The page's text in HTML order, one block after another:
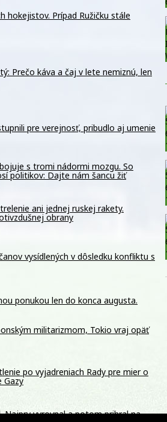
hokejistov. Prípad Ružičku stále
Prečo káva a čaj v lete nemiznú, len
pre verejnosť, pribudlo aj umenie
s tromi nádormi mozgu. So
politikov: Dajte nám šancu žiť
ani jednej ruskej rakety.
obrany
vysídlených v dôsledku konfliktu s
ponukou len do konca augusta.
militarizmom, Tokio vraj opäť
po vyjadreniach Rady pre mier o
Gazy
Najprv vyrovnal a potom prihral na